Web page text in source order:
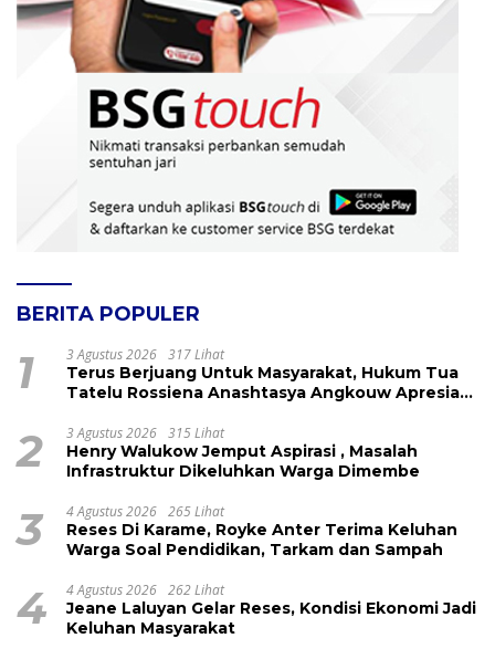
BERITA POPULER
1 3 Agustus 2026 317 Lihat
Terus Berjuang Untuk Masyarakat, Hukum Tua
Tatelu Rossiena Anashtasya Angkouw Apresiasi
2 3 Agustus 2026 315 Lihat
Henry Walukow Jemput Aspirasi , Masalah
Infrastruktur Dikeluhkan Warga Dimembe
3 4 Agustus 2026 265 Lihat
Reses Di Karame, Royke Anter Terima Keluhan
Warga Soal Pendidikan, Tarkam dan Sampah
4 4 Agustus 2026 262 Lihat
Jeane Laluyan Gelar Reses, Kondisi Ekonomi Jadi
Keluhan Masyarakat